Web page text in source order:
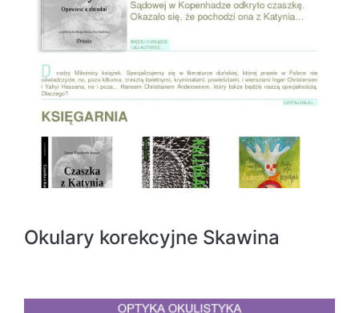
Okulary korekcyjne Skawina